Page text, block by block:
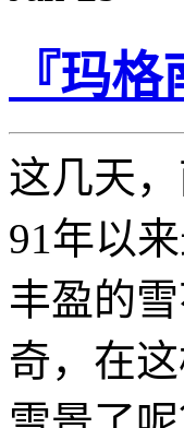
『玛
这几天
91年以
丰盈的
奇，在